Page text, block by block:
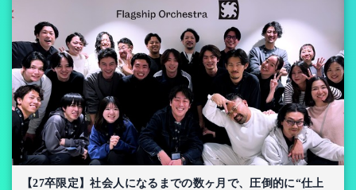
【27卒限定】社会人になるまでの数ヶ月で、圧倒的に“仕上